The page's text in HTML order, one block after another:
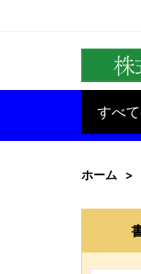
すべ
ホーム